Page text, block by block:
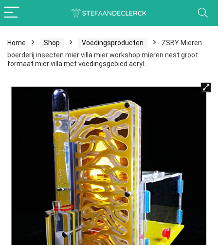
Home Shop Voedingsproducten
ZSBY Mieren
boerderij insecten mier villa mier workshop mieren nest groot
formaat mier villa met voedingsgebied acryl…